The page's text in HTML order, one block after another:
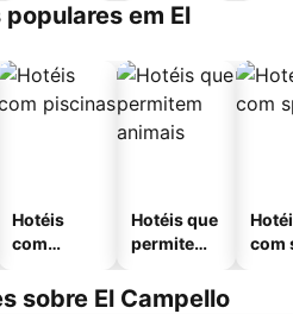
em El
Hotéis
com
Hotéis que
permitem
com
sobre El Campello